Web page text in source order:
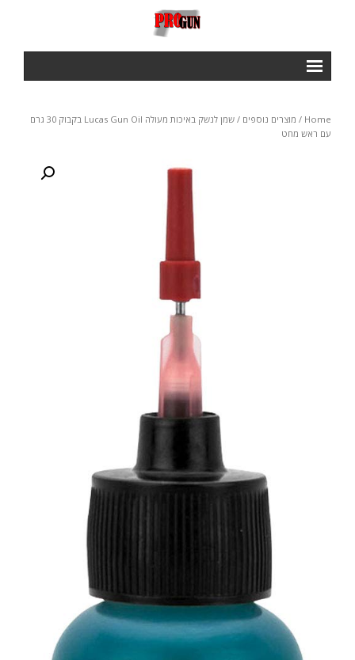
Courses
- קורס שופטי ירי מעשי – מקומי -NROI
- קורס שופטים בינלאומיים – IROA
הדרכות ושרותים
Home
/ מוצרים נוספים
/ שמן לנשק באיכות מעולה Lucas Gun Oil בקבוק 30 גרם
עם ראש מחט